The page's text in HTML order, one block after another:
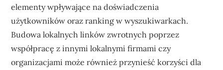
elementy wpływające na doświadczenia
użytkowników oraz ranking w wyszukiwarkach.
Budowa lokalnych linków zwrotnych poprzez
współpracę z innymi lokalnymi firmami czy
organizacjami może również przynieść korzyści dla